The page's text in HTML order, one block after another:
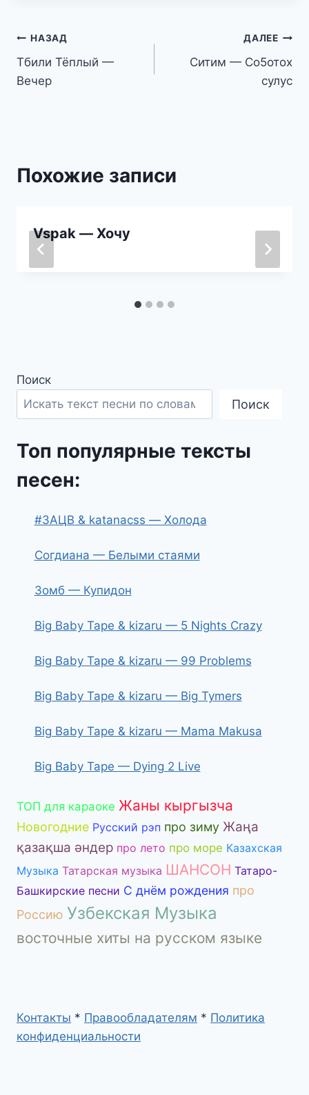
Навигация
по
НАЗАД
Тбили Тёплый —
Вечер
ДАЛЕЕ
Ситим — Со5отох
сулус
Похожие записи
Vspak — Хочу
Поиск
Поиск
Топ популярные тексты
песен:
#ЗАЦВ & katanacss — Холода
Согдиана — Белыми стаями
Зомб — Купидон
Big Baby Tape & kizaru — 5 Nights Crazy
Big Baby Tape & kizaru — 99 Problems
Big Baby Tape & kizaru — Big Tymers
Big Baby Tape & kizaru — Mama Makusa
Big Baby Tape — Dying 2 Live
ТОП для караоке Жаны кыргызча
Новогодние Русский рэп про зиму Жаңа
қазақша әндер про лето про море Казахская
Музыка Татарская музыка ШАНСОН Татаро-
Башкирские песни С днём рождения про
Россию Узбекская Музыка
восточные хиты на русском языке
Контакты * Правообладателям * Политика
конфиденциальности